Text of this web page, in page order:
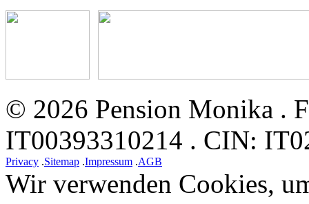
© 2026 Pension Monika .
IT00393310214 . CIN:
Privacy .Sitemap .Impressum .AGB
Wir verwenden Cookies,